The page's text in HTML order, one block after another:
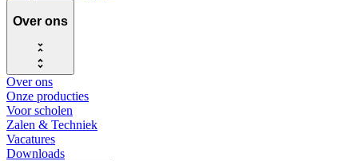
Over ons
Over ons
Onze producties
Voor scholen
Zalen & Techniek
Vacatures
Downloads